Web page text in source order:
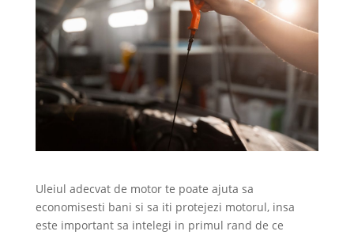
Uleiul adecvat de motor te poate ajuta sa
economisesti bani si sa iti protejezi motorul, insa
este important sa intelegi in primul rand de ce